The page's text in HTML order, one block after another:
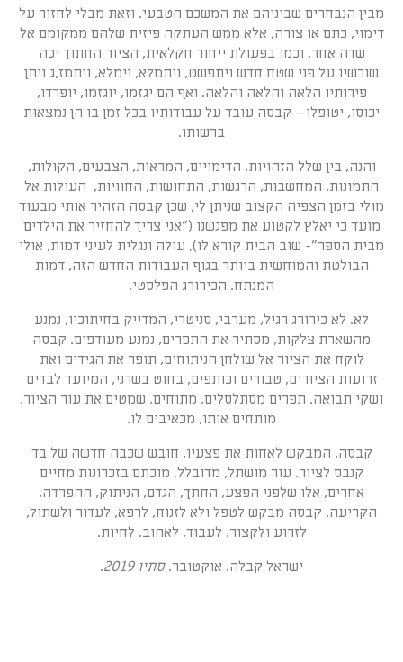
מבין הנבחרים שביניהם את המשכם הטבעי. וזאת מבלי לחזור על
דימוי, כתם או צורה, אלא ממש העתקה פיזית שלהם ממקומם אל
שדה אחר. וכמו בפעולת ייחור חקלאית, הציור החתוך יכה
שורשיו על פני שטח חדש ויתפשט, ויתמלא, וימלא, ויתמז,ג ויתן
פירותיו הלאה והלאה והלאה. ואף הם יגזמו, יוגזמו, יופרדו,
יכוסו, יטופלו– קבסה עובד על עבודותיו בכל זמן בו הן נמצאות
ברשותו.
והנה, בין שלל הזהויות, הדימויים, המראות, הצבעים, הקולות,
התמונות, המחשבות, הרגשות, התחושות, החוויות, העולות אל
מולי בזמן הצפיה הקצוב שניתן לי, שכן קבסה הזהיר אותי מבעוד
מועד כי יאלץ לקטוע את מפגשנו ("אני צריך להחזיר את הילדים
מבית הספר"- שוב הבית קורא לו), עולה ונגלית לעיני דמות, אולי
הבולטת והמוחשית ביותר בגוף העבודות החדש הזה, דמות
המנתח. הכירורג הפלסטי.
לא. לא כירורג רגיל, מערבי, סניטרי, המדייק בחיתוכיו, נמנע
מהשארת צלקות, מסתיר את התפרים, נמנע מעודפים. קבסה
לוקח את הציור אל שולחן הניתוחים, תופר את הגידים ואת
זרועות הציורים, טבורים וכותפים, בחוט בשרני, המיועד לבדים
ושקי תבואה. תפרים מסתלסלים, מתוחים, שמטים את עור הציור,
מותחים אותו, מכאיבים לו.
קבסה, המבקש לאחות את פצעיו, חובש שכבה חדשה של בד
קנבס לציור. עור מושתל, מדובלל, מוכתם בזכרונות מחיים
אחרים, אלו שלפני הפצע, החתך, הגדם, הניתוק, ההפרדה,
הקריעה. קבסה מבקש לטפל ולא לזנוח, לרפא, לעדור ולשתול,
לזרוע ולקצור. לעבוד, לאהוב. לחיות.
ישראל קבלה. אוקטובר.סתיו 2019
.